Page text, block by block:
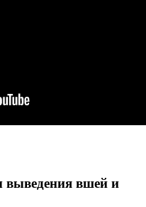
выведения вшей и